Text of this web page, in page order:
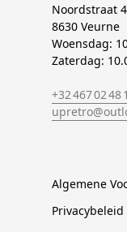
Noordstraat 4
8630 Veurne
Woensdag:
Zaterdag:
+32 467 02 48
Algemene
Privacybeleid